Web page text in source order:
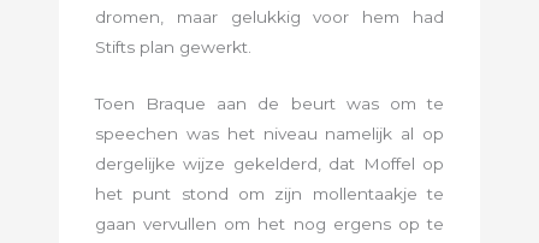
dromen, maar gelukkig voor hem had
Stifts plan gewerkt.
Toen Braque aan de beurt was om te
speechen was het niveau namelijk al op
dergelijke wijze gekelderd, dat Moffel op
het punt stond om zijn mollentaakje te
gaan vervullen om het nog ergens op te